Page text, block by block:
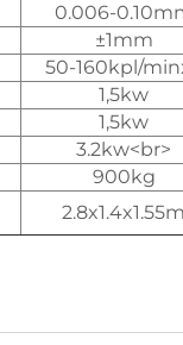
0.006-
±1mm
50-160kpl/
1,5kw
1,5kw
3.2kw<br>
900kg
2.8x1.4x1.55m